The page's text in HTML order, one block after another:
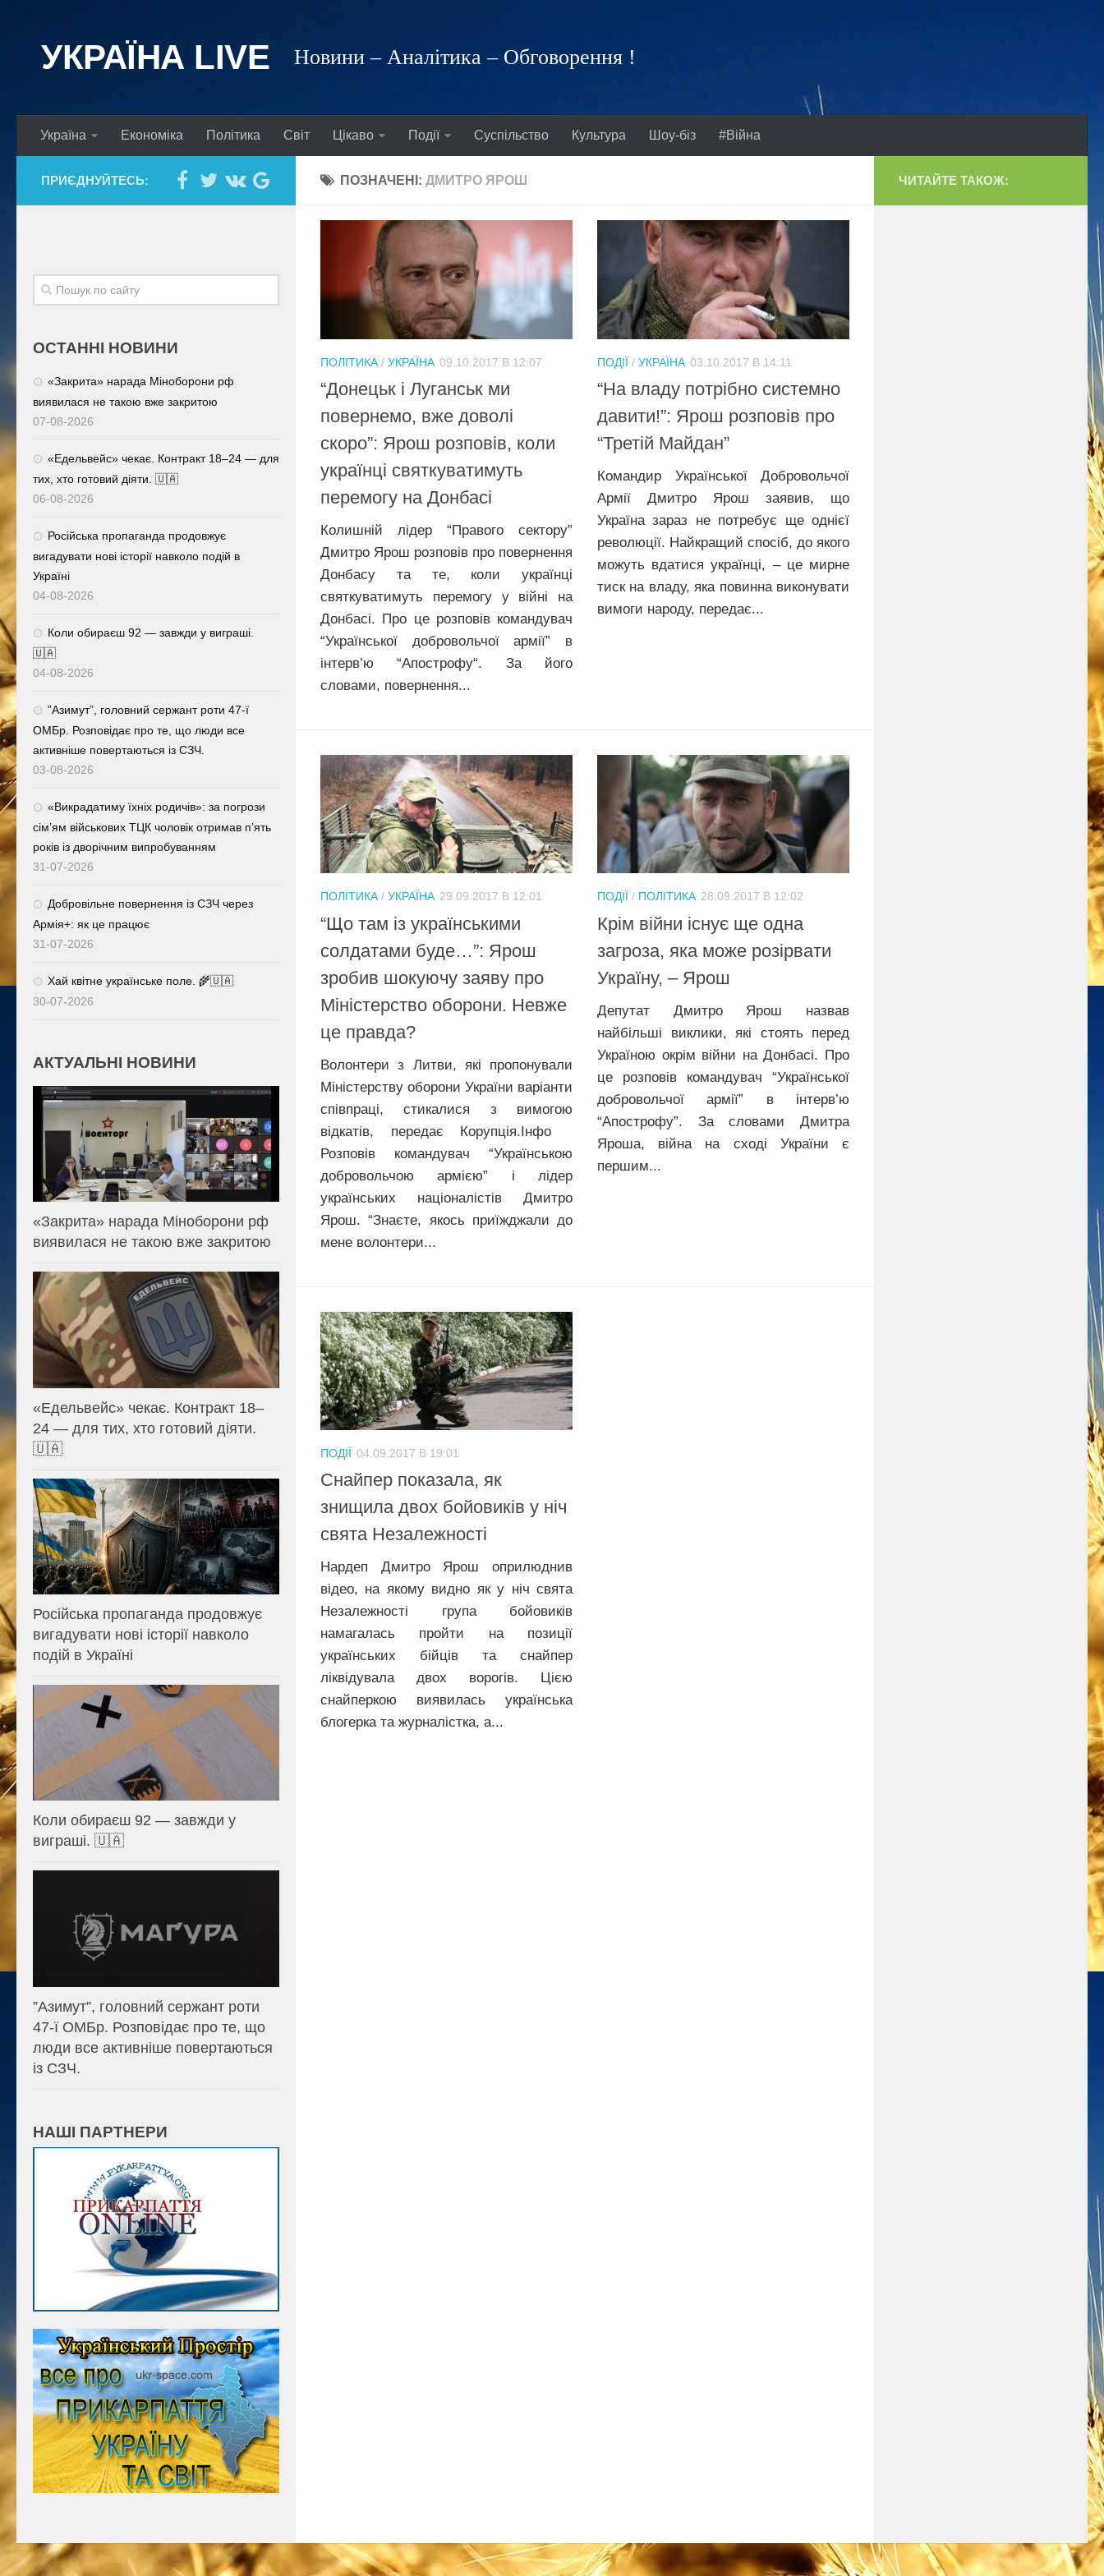
УКРАЇНА LIVE Новини – Аналітика – Обговорення !
Україна Економіка Політика Світ Цікаво Події Суспільство Культура Шоу-біз #Війна
ПОЗНАЧЕНІ: ДМИТРО ЯРОШ
ПОЛІТИКА / УКРАЇНА 09.10.2017 В 12:07
“Донецьк і Луганськ ми
повернемо, вже доволі
скоро”: Ярош розповів, коли
українці святкуватимуть
перемогу на Донбасі
Колишній лідер “Правого сектору”
Дмитро Ярош розповів про повернення
Донбасу та те, коли українці
святкуватимуть перемогу у вiйні на
Донбасі. Про це розповів командувач
“Української добровольчої армії” в
інтерв’ю “Апострофу“. За його
словами, повернення...
ПОДІЇ / УКРАЇНА 03.10.2017 В 14:11
“На владу потрібно системно
давити!”: Ярош розповів про
“Третій Майдан”
Командир Української Добровольчої
Армії Дмитро Ярош заявив, що
Україна зараз не потребує ще однієї
революції. Найкращий спосіб, до якого
можуть вдатися українці, – це мирне
тиск на владу, яка повинна виконувати
вимоги народу, передає...
ПОЛІТИКА/ УКРАЇНА 29.09.2017 В 12:01
“Що там із українськими
солдатами буде…”: Ярош
зробив шокуючу заяву про
Міністерство оборони. Невже
це правда?
Волонтери з Литви, які пропонували
Міністерству оборони України варіанти
співпраці, стикалися з вимогою
відкатів, передає Корупція.Інфо
Розповів командувач “Українською
добровольчою армією” і лідер
українських націоналістів Дмитро
Ярош. “Знаєте, якось приїжджали до
мене волонтери...
ПОДІЇ / ПОЛІТИКА 28.09.2017 В 12:02
Крім війни існує ще одна
загроза, яка може розірвати
Україну, – Ярош
Депутат Дмитро Ярош назвав
найбільші виклики, які стоять перед
Україною окрім війни на Донбасі. Про
це розповів командувач “Української
добровольчої армії” в інтерв’ю
“Апострофу”. За словами Дмитра
Яроша, війна на сході України є
першим...
ПОДІЇ 04.09.2017 В 19:01
Снайпер показала, як
знищила двох бойовиків у ніч
свята Незалежності
Нардеп Дмитро Ярош оприлюднив
відео, на якому видно як у ніч свята
Незалежності група бойовиків
намагалась пройти на позиції
українських бійців та снайпер
ліквідувала двох ворогів. Цією
снайперкою виявилась українська
блогерка та журналістка, а...
ПРИЄДНУЙТЕСЬ:
ОСТАННІ НОВИНИ
«Закрита» нарада Міноборони рф
виявилася не такою вже закритою
07-08-2026
«Едельвейс» чекає. Контракт 18–24 — для
тих, хто готовий діяти. 🇺🇦
06-08-2026
Російська пропаганда продовжує
вигадувати нові історії навколо подій в
Україні
04-08-2026
Коли обираєш 92 — завжди у виграші.
🇺🇦
04-08-2026
⁨”Азимут”, головний сержант роти 47-ї
ОМБр. Розповідає про те, що люди все
активніше повертаються із СЗЧ.
03-08-2026
«Викрадатиму їхніх родичів»: за погрози
сім’ям військових ТЦК чоловік отримав п’ять
років із дворічним випробуванням
31-07-2026
Добровільне повернення із СЗЧ через
Армія+: як це працює
31-07-2026
Хай квітне українське поле. 🌾🇺🇦
30-07-2026
АКТУАЛЬНІ НОВИНИ
«Закрита» нарада Міноборони рф
виявилася не такою вже закритою
«Едельвейс» чекає. Контракт 18–
24 — для тих, хто готовий діяти.
🇺🇦
Російська пропаганда продовжує
вигадувати нові історії навколо
подій в Україні
Коли обираєш 92 — завжди у
виграші. 🇺🇦
⁨”Азимут”, головний сержант роти
47-ї ОМБр. Розповідає про те, що
люди все активніше повертаються
із СЗЧ.
НАШІ ПАРТНЕРИ
ЧИТАЙТЕ ТАКОЖ: